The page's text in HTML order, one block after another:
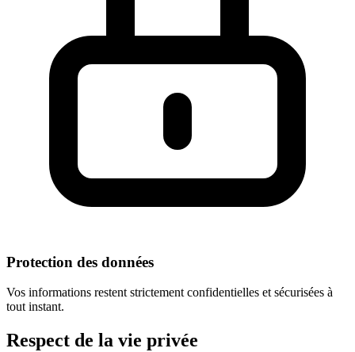
Protection des données
Vos informations restent strictement confidentielles et sécurisées à
tout instant.
Respect de la vie privée